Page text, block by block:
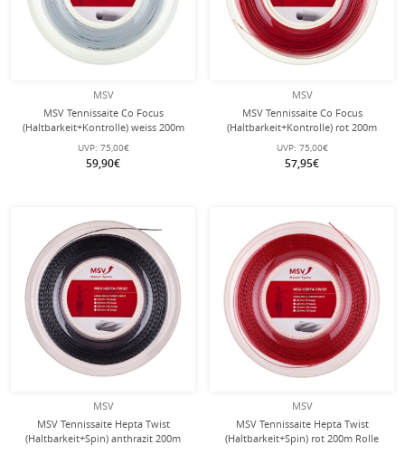
MSV
MSV Tennissaite Co Focus
(Haltbarkeit+Kontrolle) weiss 200m
Rolle
UVP: 75,00€
59,90€
MSV
MSV Tennissaite Co Focus
(Haltbarkeit+Kontrolle) rot 200m
Rolle
UVP: 75,00€
57,95€
MSV
MSV Tennissaite Hepta Twist
(Haltbarkeit+Spin) anthrazit 200m
MSV
MSV Tennissaite Hepta Twist
(Haltbarkeit+Spin) rot 200m Rolle